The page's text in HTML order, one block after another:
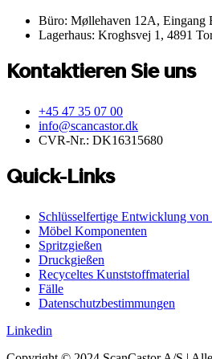
Büro: Møllehaven 12A, Eingang
Lagerhaus: Kroghsvej 1, 4891
Kontaktieren Sie uns
+45 47 35 07 00
info@scancastor.dk
CVR-Nr.: DK16315680
Quick-Links
Schlüsselfertige Entwicklung
Möbel Komponenten
Spritzgießen
Druckgießen
Recyceltes Kunststoffmaterial
Fälle
Datenschutzbestimmungen
Linkedin